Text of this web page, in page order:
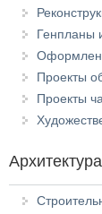
Генпланы
Проекты
Проекты